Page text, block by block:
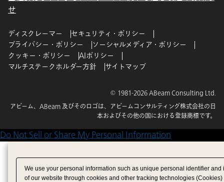
せ
ディスクレーマー
セキュリティ・ポリシー
プライバシー・ポリシー
ソーシャルメディア・ポリシー
クッキー・ポリシー
AIポリシー
マルチステークホルダー方針
サイトマップ
© 1981-2026 ABeam Consulting Ltd.
アビーム、ABeam 及びそのロゴは、アビームコンサルティング株式会社の日
本およびその他の国における登録商標です。
Do Not Sell or Share My Personal Information
We use your personal information such as unique personal identifier
of our website through cookies and other tracking technologies